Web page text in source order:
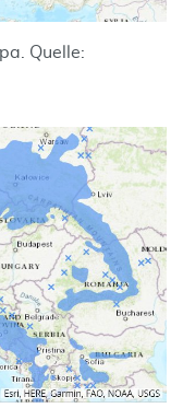
Quelle: